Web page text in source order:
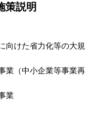
策説明
けた省力化等の大規
（中小企業等事業再
業